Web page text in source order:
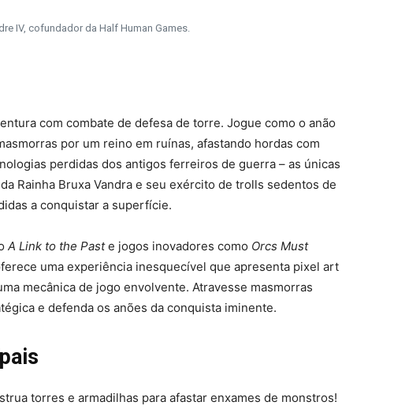
IV, cofundador da Half Human Games.
com combate de defesa de torre. Jogue como o anão
por um reino em ruínas, afastando hordas com
perdidas dos antigos ferreiros de guerra – as únicas
Rainha Bruxa Vandra e seu exército de trolls sedentos de
a conquistar a superfície.
A Link to the Paste jogos inovadores como Orcs Must
uma experiência inesquecível que apresenta pixel art
mecânica de jogo envolvente. Atravesse masmorras
e defenda os anões da conquista iminente.
torres e armadilhas para afastar enxames de monstros!